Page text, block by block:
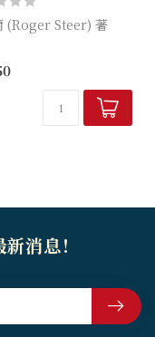
(Roger Steer) 著
真綻放出光和熱！！
消息！